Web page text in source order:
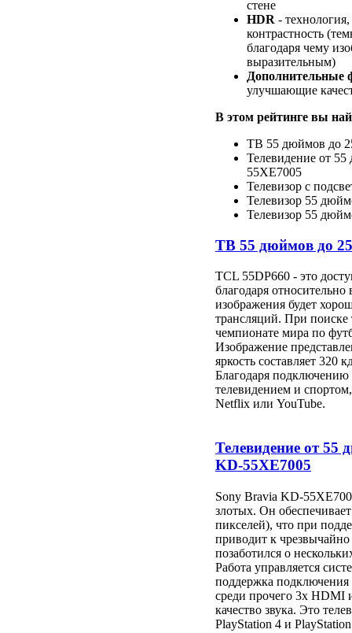
стене
HDR -
контрастность
благодаря чему
выразительным)
Дополнительные
улучшающие
В этом рейтинге вы
ТВ 55 дюймов до
Телевидение от
55XE7005
Телевизор с
Телевизор 55
Телевизор 55
ТВ 55 дюймов до
TCL 55DP660 - это
благодаря
изображения будет
трансляций. При поиске
чемпионате мира по
Изображение
яркость составляет 320
Благодаря подключению
телевидением и
Netflix или YouTube.
Телевидение от 55
KD-55XE7005
Sony Bravia KD-
злотых. Он
пикселей), что при
приводит к
позаботился о
Работа управляется
поддержка
среди прочего 3x HDMI
качество звука. Это
PlayStation 4 и